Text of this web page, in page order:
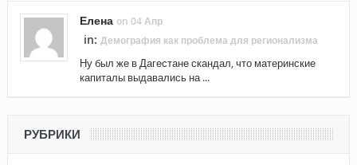
Елена on 04 Апр
in: Демография как проблема для регионализма
Ну был же в Дагестане скандал, что материнские
капиталы выдавались на ...
РУБРИКИ